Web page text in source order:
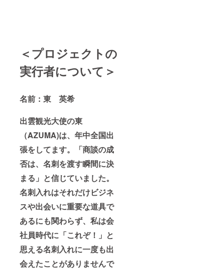
＜プロジェクトの
実行者について＞
名前：東 英希
出雲観光大使の東
（AZUMA)は、年中全国出
張をしてます。「商談の成
否は、名刺を渡す瞬間に決
まる」と信じていました。
名刺入れはそれだけビジネ
スや出会いに重要な道具で
あるにも関わらず、私は会
社員時代に「これぞ！」と
思える名刺入れに一度も出
会えたことがありませんで